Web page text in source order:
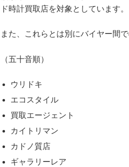
ド時計買取店を対象としています。
また、これらとは別にバイヤー間
（五十音順）
ウリドキ
エコスタイル
買取エージェント
カイトリマン
カドノ質店
ギャラリーレア